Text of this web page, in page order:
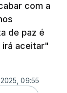
com a
de paz é
irá aceitar"
09:55